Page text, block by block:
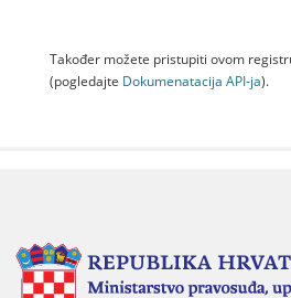
Također možete pristupiti ovom
(pogledajte Dokumenаtаcijа API-jа).